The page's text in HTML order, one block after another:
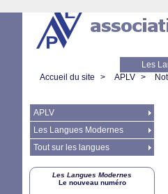
Les
Accueil du site > APLV >
APLV
Les Langues Modernes
Tout sur les langues
Les Langues Modernes
Le nouveau numéro